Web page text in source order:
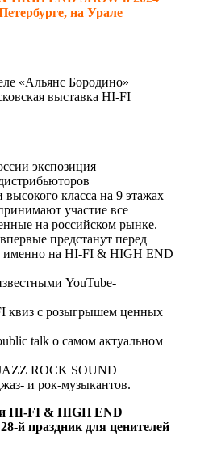
на Урале
«Альянс Бородино»
выставка HI-FI
экспозиция
высокого класса на 9 этажах
участие все
на российском рынке.
предстанут перед
именно на HI-FI & HIGH END
YouTube-
квиз с розыгрышем ценных
talk о самом актуальном
ROCK SOUND
и рок-музыкантов.
HI-FI & HIGH END
й праздник для ценителей